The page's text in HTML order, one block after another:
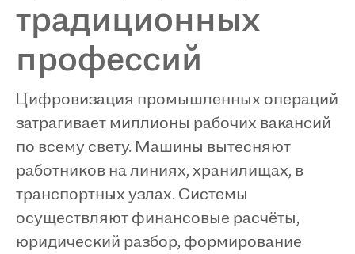
традиционных
профессий
Цифровизация промышленных операций
затрагивает миллионы рабочих вакансий
по всему свету. Машины вытесняют
работников на линиях, хранилищах, в
транспортных узлах. Системы
осуществляют финансовые расчёты,
юридический разбор, формирование